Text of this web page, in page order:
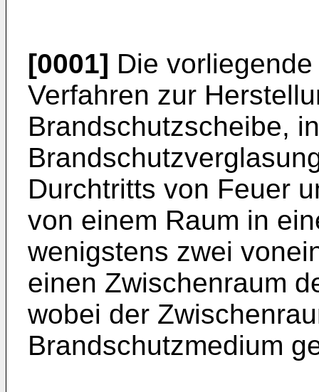
[0001] Die
Verfahren zur
Brandschutzscheibe,
Durchtritts von Feuer
von einem Raum in
wenigstens zwei
einen Zwischenraum
wobei der
Brandschutzmedium